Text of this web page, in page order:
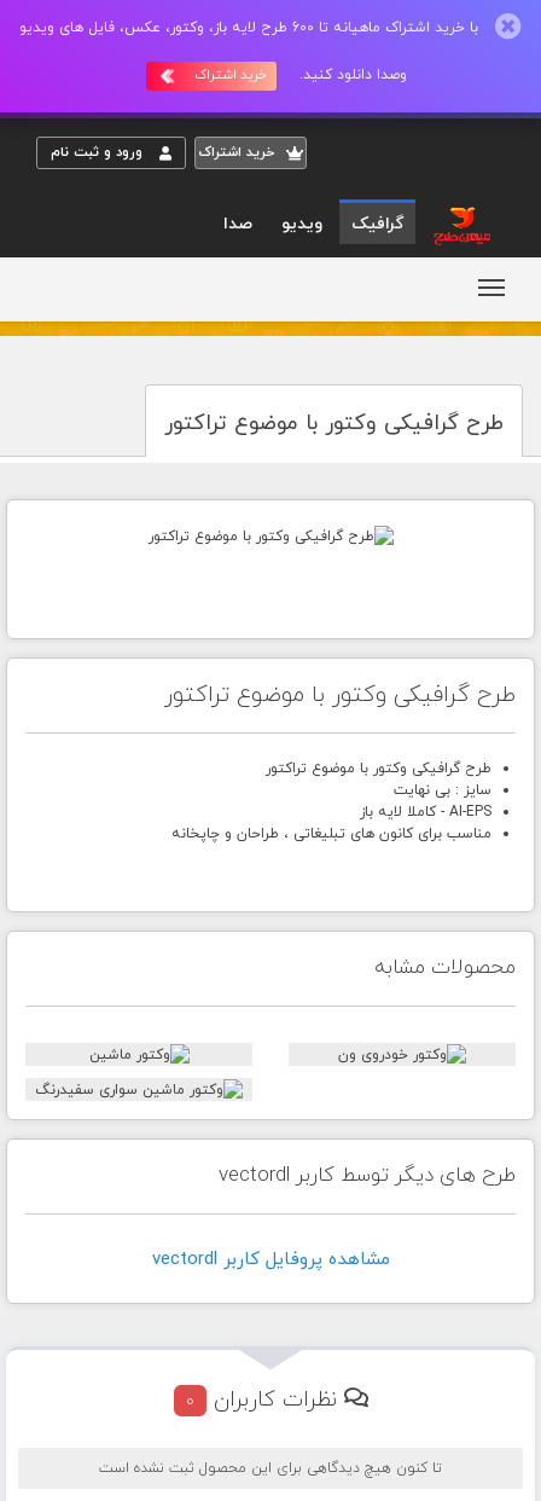
با خرید اشتراک ماهیانه تا 600 طرح لایه باز، وکتور، عکس، فایل های ویدیو
وصدا دانلود کنید. خرید اشتراک
خريد اشتراک ورود و ثبت نام
گرافیک ویدیو صدا
طرح گرافیکی وکتور با موضوع تراکتور
طرح گرافیکی وکتور با موضوع تراکتور
طرح گرافیکی وکتور با موضوع تراکتور
سایز : بی نهایت
AI-EPS - کاملا لایه باز
مناسب برای کانون های تبلیغاتی ، طراحان و چاپخانه
محصولات مشابه
طرح های دیگر توسط کاربر vectordl
مشاهده پروفايل کاربر vectordl
نظرات کاربران 0
تا کنون هیچ دیدگاهی برای این محصول ثبت نشده است